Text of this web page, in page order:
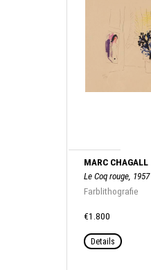
MARC CHAGALL
Le Coq rouge, 1957
Farblithografie
€1.800
Details